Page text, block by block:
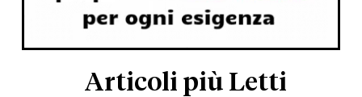
Articoli più Letti